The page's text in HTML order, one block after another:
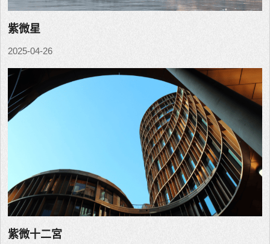
紫微星
2025-04-26
紫微十二宮